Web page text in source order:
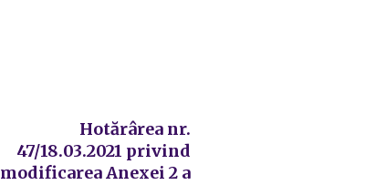
Hotărârea nr.
47/18.03.2021 privind
modificarea Anexei 2 a